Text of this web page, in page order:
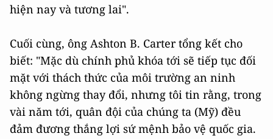
hiện nay và tương lai".
Cuối cùng, ông Ashton B. Carter tổng kết cho
biết: "Mặc dù chính phủ khóa tới sẽ tiếp tục đối
mặt với thách thức của môi trường an ninh
không ngừng thay đổi, nhưng tôi tin rằng, trong
vài năm tới, quân đội của chúng ta (Mỹ) đều
đảm đương thắng lợi sứ mệnh bảo vệ quốc gia.